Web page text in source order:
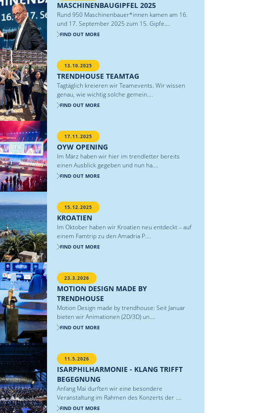
MASCHINENBAUGIPFEL 2025
Rund 950 Maschinenbauer*innen kamen am 16.
und 17. September 2025 zum 15. Gipfe....
FIND OUT MORE
13.10.2025
TRENDHOUSE TEAMTAG
Tagtäglich kreieren wir Teamevents. Wir wissen
genau, wie wichtig solche gemein....
FIND OUT MORE
17.11.2025
OYW OPENING
Im März haben wir hier im trendletter bereits
einen Ausblick gegeben und nun ha....
FIND OUT MORE
15.12.2025
KROATIEN
Im Oktober haben wir Kroatien neu entdeckt – auf
einem Famtrip zu den Amadria P....
FIND OUT MORE
23.3.2026
MOTION DESIGN MADE BY
TRENDHOUSE
Motion Design made by trendhouse: Seit Januar
bieten wir Animationen (2D/3D) un....
FIND OUT MORE
11.5.2026
ISARPHILHARMONIE - KLANG TRIFFT
BEGEGNUNG
Anfang Mai durften wir eine besondere
Veranstaltung im Rahmen des Konzerts der ....
FIND OUT MORE